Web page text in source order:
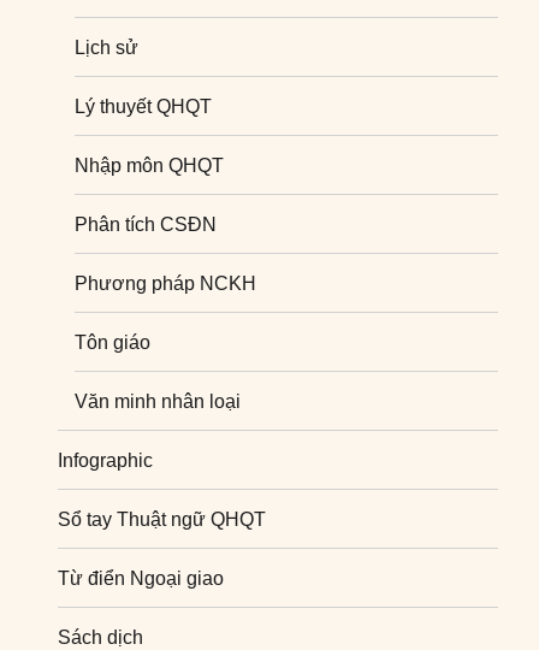
Lịch sử
Lý thuyết QHQT
Nhập môn QHQT
Phân tích CSĐN
Phương pháp NCKH
Tôn giáo
Văn minh nhân loại
Infographic
Sổ tay Thuật ngữ QHQT
Từ điển Ngoại giao
Sách dịch